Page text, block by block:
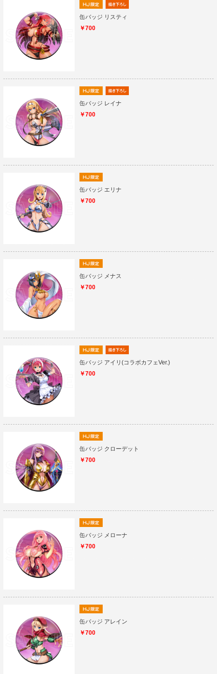
缶バッジ リスティ
￥700
缶バッジ レイナ
￥700
缶バッジ エリナ
￥700
缶バッジ メナス
￥700
缶バッジ アイリ(コラボカフェVer.)
￥700
缶バッジ クローデット
￥700
缶バッジ メローナ
￥700
缶バッジ アレイン
￥700